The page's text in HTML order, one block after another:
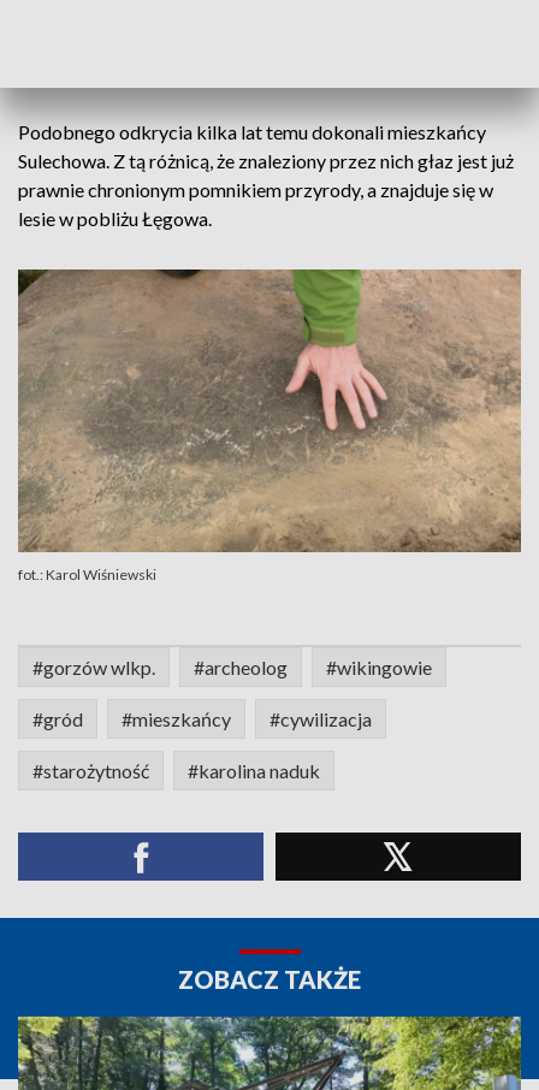
Podobnego odkrycia kilka lat temu dokonali mieszkańcy
Sulechowa. Z tą różnicą, że znaleziony przez nich głaz jest już
prawnie chronionym pomnikiem przyrody, a znajduje się w
lesie w pobliżu Łęgowa.
fot.: Karol Wiśniewski
#gorzów wlkp. #archeolog #wikingowie
#gród #mieszkańcy #cywilizacja
#starożytność #karolina naduk
ZOBACZ TAKŻE